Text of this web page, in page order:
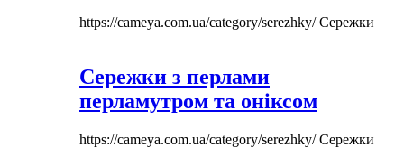
https://cameya.com.ua/category/serezhky/Сережки
Сережки з перлами
перламутром та оніксом
https://cameya.com.ua/category/serezhky/Сережки